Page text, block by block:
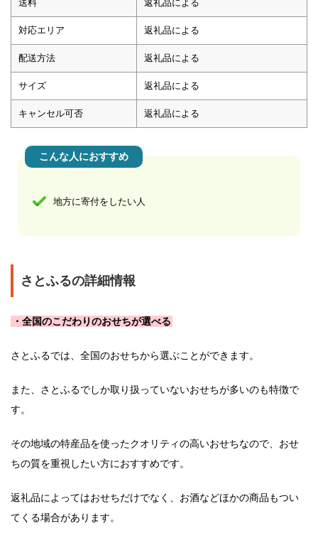
送料 返礼品による
対応エリア 返礼品による
配送方法 返礼品による
サイズ 返礼品による
キャンセル可否 返礼品による
こんな人におすすめ
地方に寄付をしたい人
さとふるの詳細情報
・全国のこだわりのおせちが選べる
さとふるでは、全国のおせちから選ぶことができます。
また、さとふるでしか取り扱っていないおせちが多いのも特徴で
す。
その地域の特産品を使ったクオリティの高いおせちなので、おせ
ちの質を重視したい方におすすめです。
返礼品によってはおせちだけでなく、お酒などほかの商品もつい
てくる場合があります。